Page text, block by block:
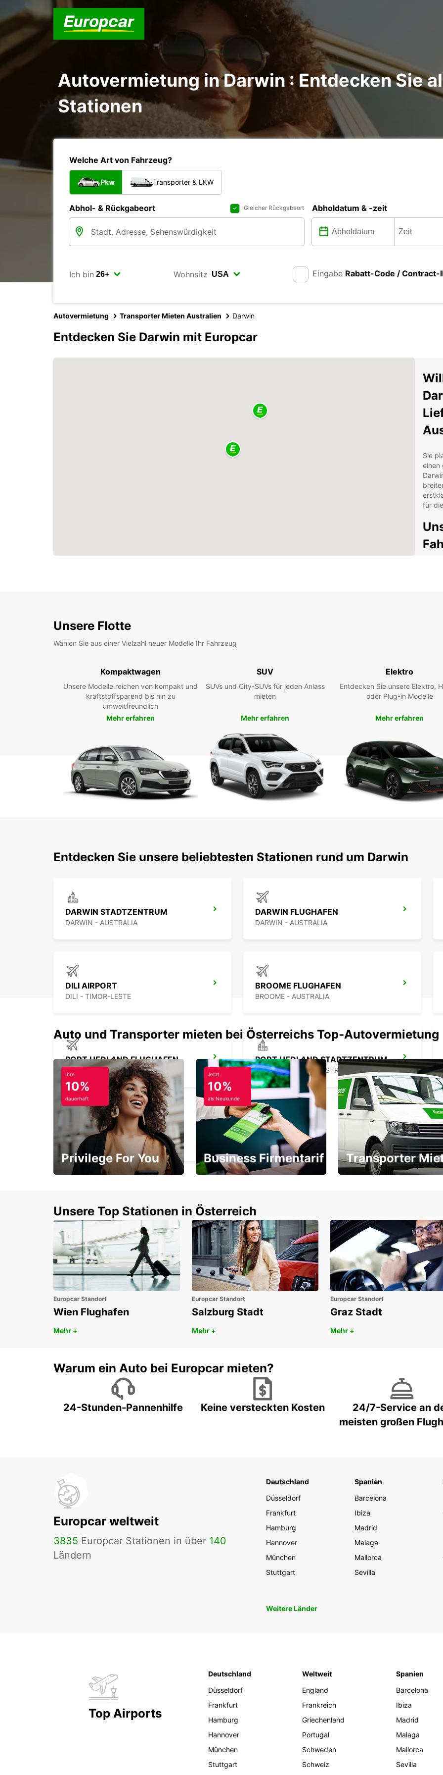
Autovermietung in Darwin : Entdecken Sie
Stationen
Welche Art von Fahrzeug?
Pkw Transporter & LKW
Abhol- & Rückgabeort Gleicher Rückgabeort Abholdatum & -zeit
Ich bin Wohnsitz Eingabe Rabatt-Code / Contract-
Autovermietung Transporter Mieten Australien Darwin
Entdecken Sie Darwin mit Europcar
Sie
einen
für
Mit
sind
Unsere Flotte
Wählen Sie aus einer Vielzahl neuer Modelle Ihr Fahrzeug
Kompaktwagen
Unsere Modelle reichen von kompakt und
kraftstoffsparend bis hin zu
umweltfreundlich
Mehr erfahren
SUV
SUVs und City-SUVs für jeden Anlass
mieten
Mehr erfahren
Elektro
Entdecken Sie unsere Elektro,
oder Plug-in Modelle
Mehr erfahren
Entdecken Sie unsere beliebtesten Stationen rund um Darwin
DARWIN STADTZENTRUM
DARWIN - AUSTRALIA
DARWIN FLUGHAFEN
DARWIN - AUSTRALIA
DILI AIRPORT
DILI - TIMOR-LESTE
BROOME FLUGHAFEN
BROOME - AUSTRALIA
PORT HEDLAND FLUGHAFEN
PORT HEDLAND - AUSTRALIA
PORT HEDLAND STADTZENTRUM
PORT HEDLAND - AUSTRALIA
CAIRNS STADTZENTRUM
CAIRNS - AUSTRALIA
Auto und Transporter mieten bei Österreichs Top-Autovermietung
Ihre
10%
dauerhaft
Privilege For You
Jetzt
10%
als Neukunde
Business Firmentarif Transporter
Unsere Top Stationen in Österreich
Europcar Standort
Wien Flughafen
Mehr +
Europcar Standort
Salzburg Stadt
Mehr +
Europcar Standort
Graz Stadt
Mehr +
Warum ein Auto bei Europcar mieten?
24-Stunden-Pannenhilfe Keine versteckten Kosten
24/7-Service an
meisten großen
Europcar weltweit
3835 Europcar Stationen in über 140
Ländern
Deutschland
Düsseldorf
Frankfurt
Hamburg
Hannover
München
Stuttgart
Spanien
Barcelona
Ibiza
Madrid
Malaga
Mallorca
Sevilla
Weitere Länder
Top Airports
Deutschland
Düsseldorf
Frankfurt
Hamburg
Hannover
München
Stuttgart
Weltweit
England
Frankreich
Griechenland
Portugal
Schweden
Schweiz
Spanien
Barcelona
Ibiza
Madrid
Malaga
Mallorca
Sevilla